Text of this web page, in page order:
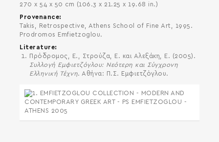
270 x 54 x 50 cm (106.3 x 21.25 x 19.68 in.)
Provenance
Takis, Retrospective, Athens School of Fine Art, 1995.
Prodromos Emfietzoglou.
Literature
Πρόδρομος, Ε., Στρούζα, Ε. και Αλεξάκη, Ε. (2005).
Συλλογή Εμφιετζόγλου: Νεότερη και Σύγχρονη
Ελληνική Τέχνη. Αθήνα: Π.Σ. Εμφιετζόγλου.